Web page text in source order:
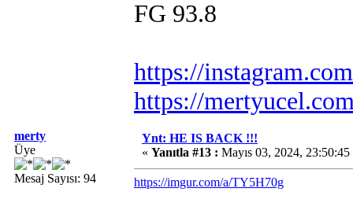
FG 93.8
https://
https://
merty
Üye
Mesaj Sayısı: 94
Ynt: HE IS BACK !!!
« Yanıtla #13 : Mayıs 03, 2024,
https://imgur.com/a/TY5H70g